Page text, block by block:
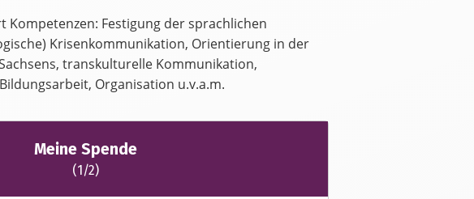
Kompetenzen: Festigung der sprachlichen
Krisenkommunikation, Orientierung in der
transkulturelle Kommunikation,
Organisation u.v.a.m.